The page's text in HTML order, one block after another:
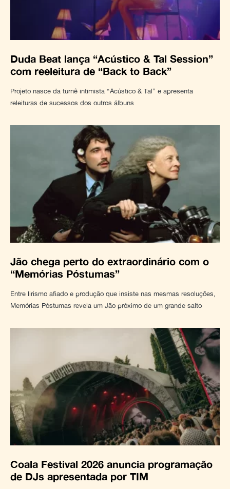
Duda Beat lança “Acústico & Tal Session”
com reeleitura de “Back to Back”
Projeto nasce da turnê intimista “Acústico & Tal” e apresenta
releituras de sucessos dos outros álbuns
Jão chega perto do extraordinário com o
“Memórias Póstumas”
Entre lirismo afiado e produção que insiste nas mesmas resoluções,
Memórias Póstumas revela um Jão próximo de um grande salto
Coala Festival 2026 anuncia programação
de DJs apresentada por TIM